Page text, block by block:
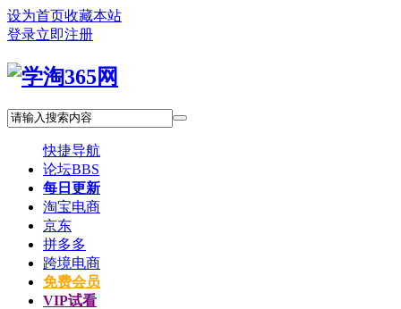
设为首页收藏本站
登录立即注册
快捷导航
论坛BBS
每日更新
淘宝电商
京东
拼多多
跨境电商
免费会员
VIP试看